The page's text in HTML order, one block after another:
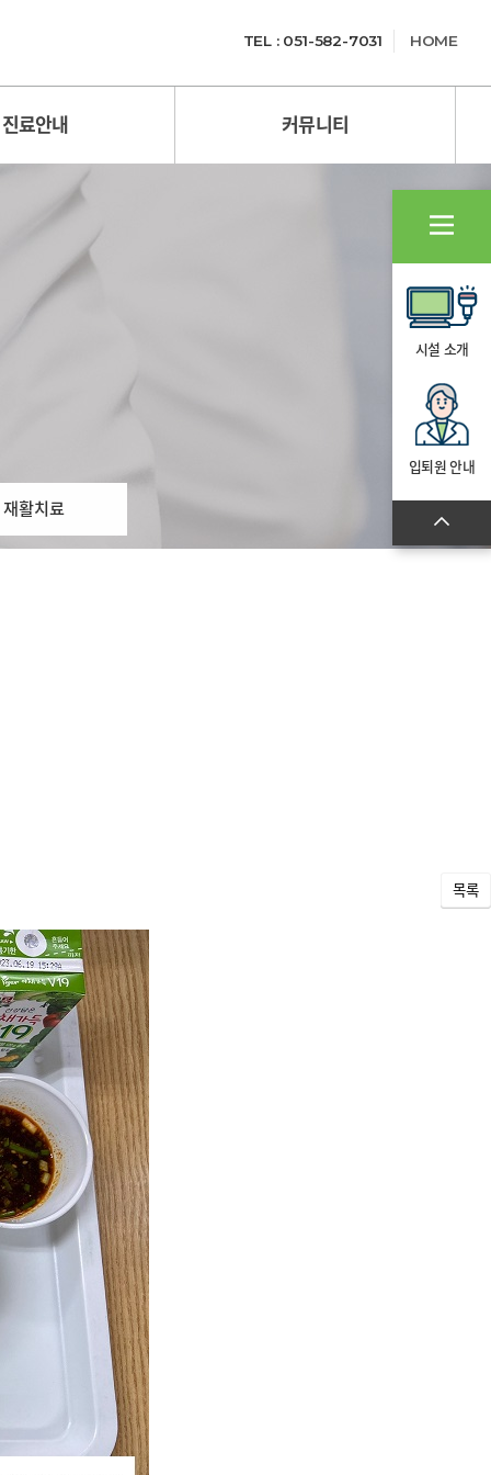
시설 소개
입퇴원 안내
TEL : 051-582-7031 HOME
진료안내 커뮤니티
재활치료
목록